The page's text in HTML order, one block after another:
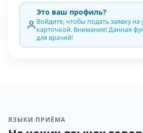
Это ваш профиль?
Войдите, чтобы подать заявку на
карточкой. Внимание! Данная
для врачей!
ЯЗЫКИ ПРИЁМА